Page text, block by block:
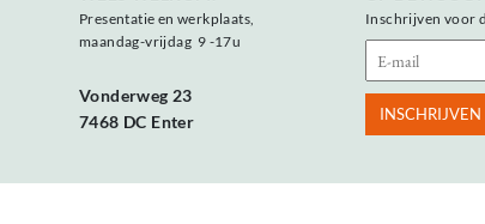
Presentatie en werkplaats,
maandag-vrijdag 9 -17u
Vonderweg 23
7468 DC Enter
Inschrijven voor